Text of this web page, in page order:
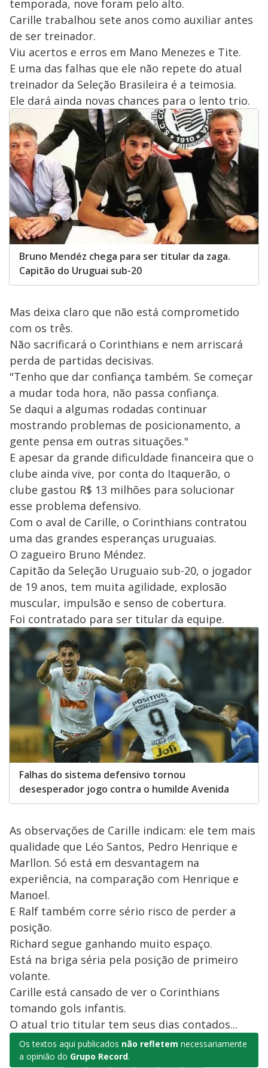
temporada, nove foram pelo alto.
Carille trabalhou sete anos como auxiliar antes
de ser treinador.
Viu acertos e erros em Mano Menezes e Tite.
E uma das falhas que ele não repete do atual
treinador da Seleção Brasileira é a teimosia.
Ele dará ainda novas chances para o lento trio.
Bruno Mendéz chega para ser titular da zaga.
Capitão do Uruguai sub-20
Mas deixa claro que não está comprometido
com os três.
Não sacrificará o Corinthians e nem arriscará
perda de partidas decisivas.
"Tenho que dar confiança também. Se começar
a mudar toda hora, não passa confiança.
Se daqui a algumas rodadas continuar
mostrando problemas de posicionamento, a
gente pensa em outras situações."
E apesar da grande dificuldade financeira que o
clube ainda vive, por conta do Itaquerão, o
clube gastou R$ 13 milhões para solucionar
esse problema defensivo.
Com o aval de Carille, o Corinthians contratou
uma das grandes esperanças uruguaias.
O zagueiro Bruno Méndez.
Capitão da Seleção Uruguaio sub-20, o jogador
de 19 anos, tem muita agilidade, explosão
muscular, impulsão e senso de cobertura.
Foi contratado para ser titular da equipe.
Falhas do sistema defensivo tornou
desesperador jogo contra o humilde Avenida
As observações de Carille indicam: ele tem mais
qualidade que Léo Santos, Pedro Henrique e
Marllon. Só está em desvantagem na
experiência, na comparação com Henrique e
Manoel.
E Ralf também corre sério risco de perder a
posição.
Richard segue ganhando muito espaço.
Está na briga séria pela posição de primeiro
volante.
Carille está cansado de ver o Corinthians
tomando gols infantis.
O atual trio titular tem seus dias contados...
Os textos aqui publicados não refletem necessariamente
a opinião do Grupo Record.